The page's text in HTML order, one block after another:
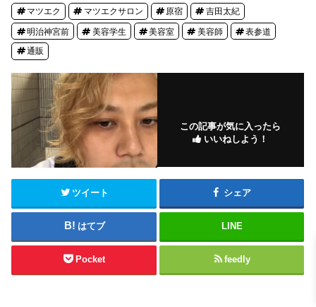
マツエク マツエクサロン 原宿 吉田太紀
明治神宮前 美容学生 美容室 美容師 表参道
通販
この記事が気に入ったら
いいねしよう！
ツイート シェア
はてブ LINE
Pocket feedly